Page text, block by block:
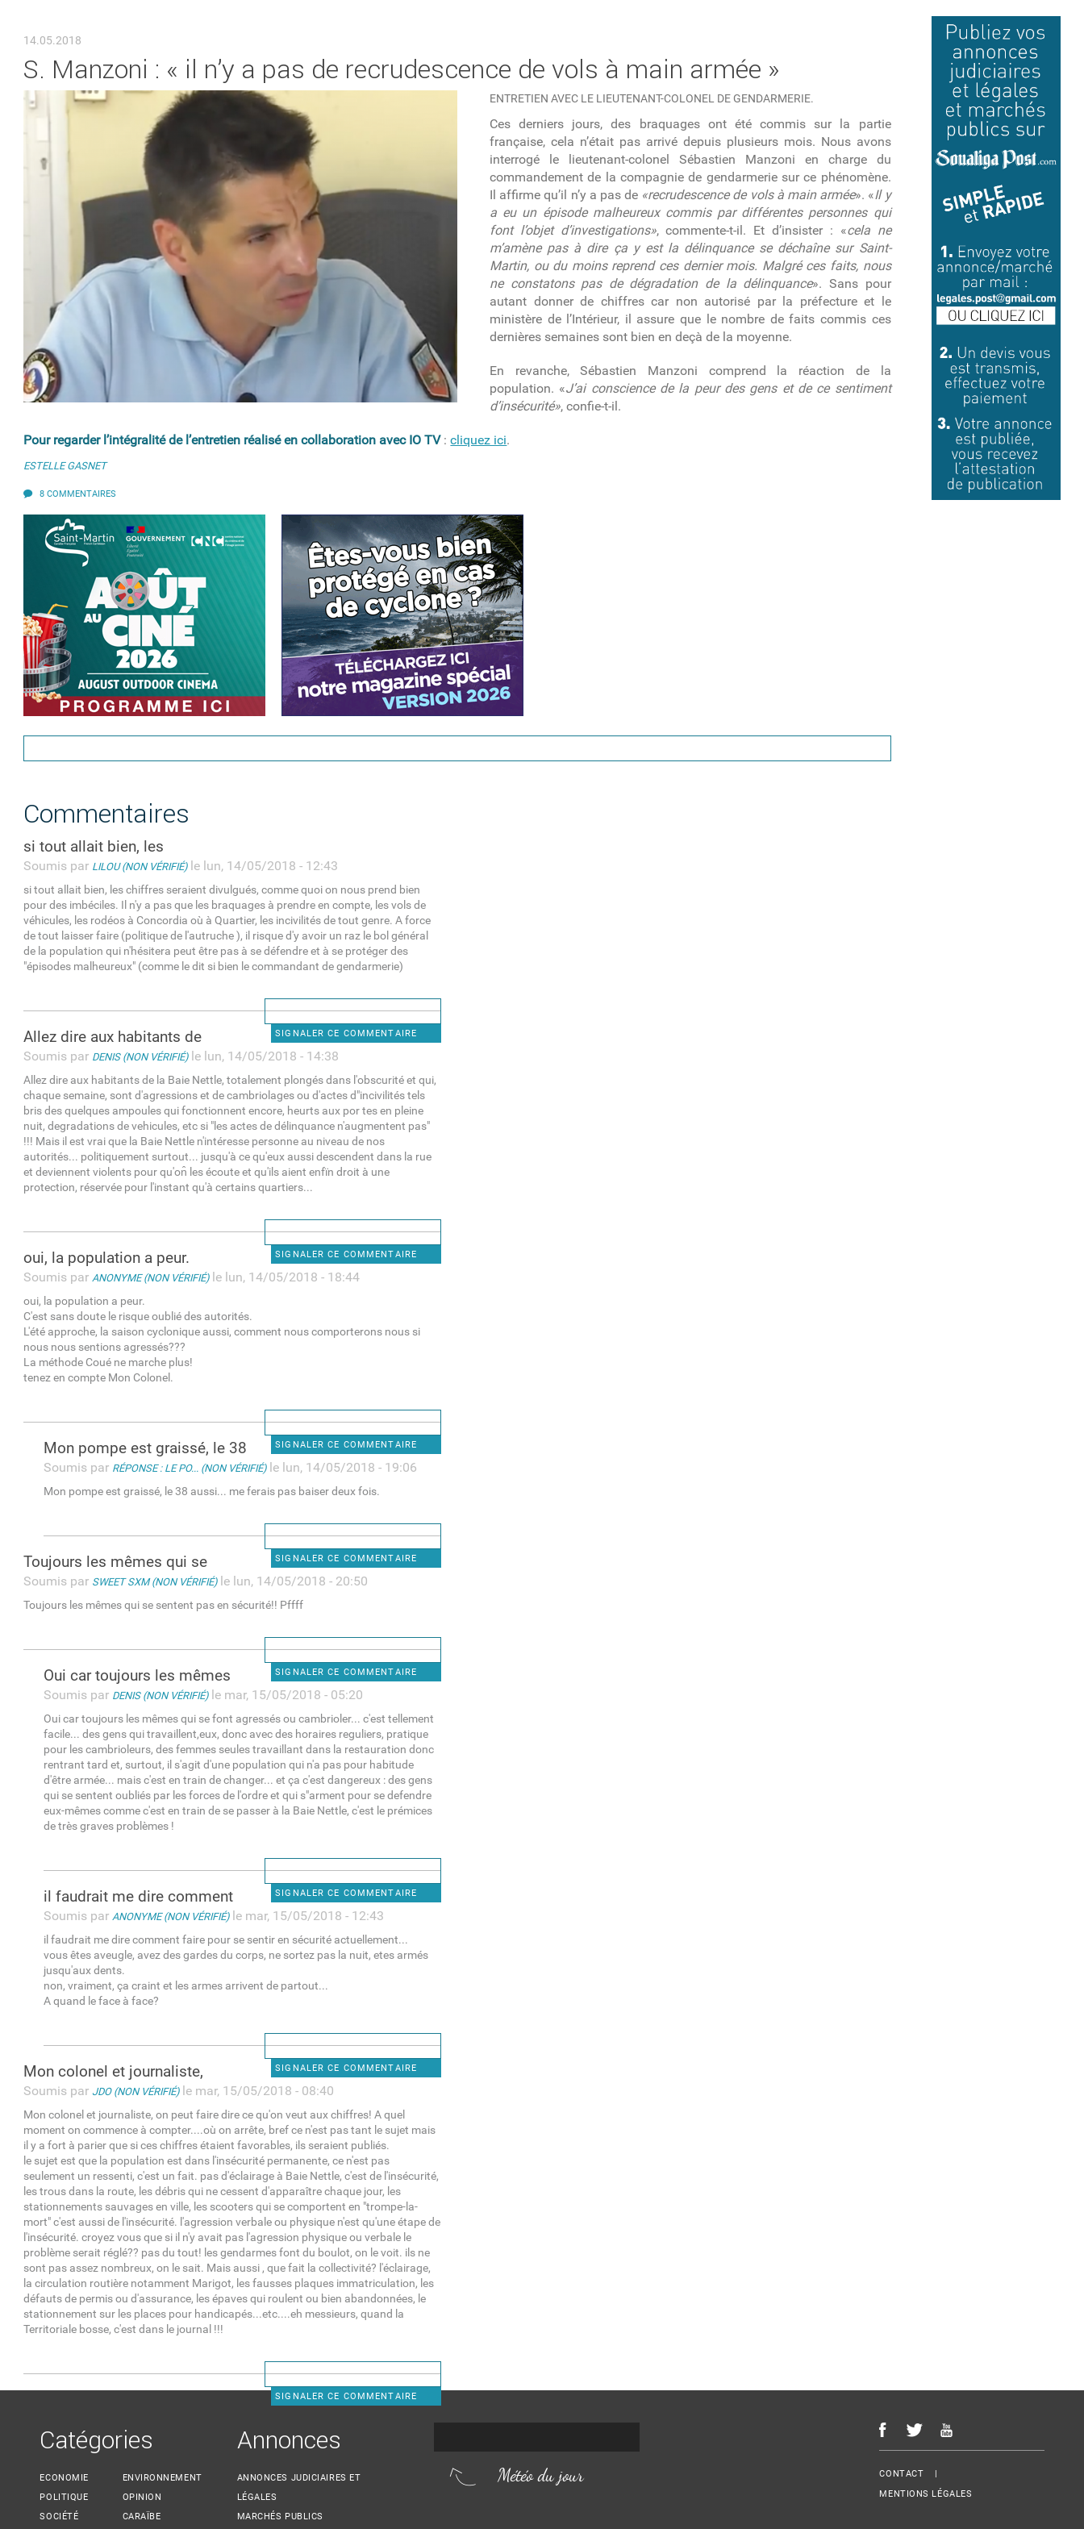
14.05.2018
S. Manzoni : « il n’y a pas de recrudescence de vols à main armée »
ENTRETIEN AVEC LE LIEUTENANT-COLONEL DE GENDARMERIE.
Ces derniers jours, des braquages ont été commis sur la partie
française, cela n’était pas arrivé depuis plusieurs mois. Nous avons
interrogé le lieutenant-colonel Sébastien Manzoni en charge du
commandement de la compagnie de gendarmerie sur ce phénomène.
Il affirme qu’il n’y a pas de «recrudescence de vols à main armée». «Il y
a eu un épisode malheureux commis par différentes personnes qui
font l’objet d’investigations», commente-t-il. Et d’insister : «cela ne
m’amène pas à dire ça y est la délinquance se déchaîne sur Saint-
Martin, ou du moins reprend ces dernier mois. Malgré ces faits, nous
ne constatons pas de dégradation de la délinquance». Sans pour
autant donner de chiffres car non autorisé par la préfecture et le
ministère de l’Intérieur, il assure que le nombre de faits commis ces
dernières semaines sont bien en deçà de la moyenne.
En revanche, Sébastien Manzoni comprend la réaction de la
population. «J’ai conscience de la peur des gens et de ce sentiment
d’insécurité», confie-t-il.
Pour regarder l’intégralité de l’entretien réalisé en collaboration avec IO TV :cliquez ici.
ESTELLE GASNET
8 COMMENTAIRES
Commentaires
si tout allait bien, les
Soumis par LILOU (NON VÉRIFIÉ)le lun, 14/05/2018 - 12:43
si tout allait bien, les chiffres seraient divulgués, comme quoi on nous prend bien
pour des imbéciles. Il n'y a pas que les braquages à prendre en compte, les vols de
véhicules, les rodéos à Concordia où à Quartier, les incivilités de tout genre. A force
de tout laisser faire (politique de l'autruche ), il risque d'y avoir un raz le bol général
de la population qui n'hésitera peut être pas à se défendre et à se protéger des
"épisodes malheureux" (comme le dit si bien le commandant de gendarmerie)
SIGNALER CE COMMENTAIRE
Allez dire aux habitants de
Soumis par DENIS (NON VÉRIFIÉ)le lun, 14/05/2018 - 14:38
Allez dire aux habitants de la Baie Nettle, totalement plongés dans l'obscurité et qui,
chaque semaine, sont d'agressions et de cambriolages ou d'actes d"incivilités tels
bris des quelques ampoules qui fonctionnent encore, heurts aux por tes en pleine
nuit, degradations de vehicules, etc si "les actes de délinquance n'augmentent pas"
!!! Mais il est vrai que la Baie Nettle n'intéresse personne au niveau de nos
autorités... politiquement surtout... jusqu'à ce qu'eux aussi descendent dans la rue
et deviennent violents pour qu'on̂ les écoute et qu'ils aient enfïn droit à une
protection, réservée pour l'instant qu'à certains quartiers...
SIGNALER CE COMMENTAIRE
oui, la population a peur.
Soumis parANONYME (NON VÉRIFIÉ)le lun, 14/05/2018 - 18:44
oui, la population a peur.
C'est sans doute le risque oublié des autorités.
L'été approche, la saison cyclonique aussi, comment nous comporterons nous si
nous nous sentions agressés???
La méthode Coué ne marche plus!
tenez en compte Mon Colonel.
SIGNALER CE COMMENTAIRE
Mon pompe est graissé, le 38
Soumis par RÉPONSE : LE PO... (NON VÉRIFIÉ)le lun, 14/05/2018 - 19:06
Mon pompe est graissé, le 38 aussi... me ferais pas baiser deux fois.
SIGNALER CE COMMENTAIRE
Toujours les mêmes qui se
Soumis par SWEET SXM (NON VÉRIFIÉ)le lun, 14/05/2018 - 20:50
Toujours les mêmes qui se sentent pas en sécurité!! Pffff
SIGNALER CE COMMENTAIRE
Oui car toujours les mêmes
Soumis par DENIS (NON VÉRIFIÉ)le mar, 15/05/2018 - 05:20
Oui car toujours les mêmes qui se font agressés ou cambrioler... c'est tellement
facile... des gens qui travaillent,eux, donc avec des horaires reguliers, pratique
pour les cambrioleurs, des femmes seules travaillant dans la restauration donc
rentrant tard et, surtout, il s'agit d'une population qui n'a pas pour habitude
d'être armée... mais c'est en train de changer... et ça c'est dangereux : des gens
qui se sentent oubliés par les forces de l'ordre et qui s"arment pour se defendre
eux-mêmes comme c'est en train de se passer à la Baie Nettle, c'est le prémices
de très graves problèmes !
SIGNALER CE COMMENTAIRE
il faudrait me dire comment
Soumis parANONYME (NON VÉRIFIÉ)le mar, 15/05/2018 - 12:43
il faudrait me dire comment faire pour se sentir en sécurité actuellement...
vous êtes aveugle, avez des gardes du corps, ne sortez pas la nuit, etes armés
jusqu'aux dents.
non, vraiment, ça craint et les armes arrivent de partout...
A quand le face à face?
SIGNALER CE COMMENTAIRE
Mon colonel et journaliste,
Soumis par JDO (NON VÉRIFIÉ)le mar, 15/05/2018 - 08:40
Mon colonel et journaliste, on peut faire dire ce qu'on veut aux chiffres! A quel
moment on commence à compter....où on arrête, bref ce n'est pas tant le sujet mais
il y a fort à parier que si ces chiffres étaient favorables, ils seraient publiés.
le sujet est que la population est dans l'insécurité permanente, ce n'est pas
seulement un ressenti, c'est un fait. pas d'éclairage à Baie Nettle, c'est de l'insécurité,
les trous dans la route, les débris qui ne cessent d'apparaître chaque jour, les
stationnements sauvages en ville, les scooters qui se comportent en "trompe-la-
mort" c'est aussi de l'insécurité. l'agression verbale ou physique n'est qu'une étape de
l'insécurité. croyez vous que si il n'y avait pas l'agression physique ou verbale le
problème serait réglé?? pas du tout! les gendarmes font du boulot, on le voit. ils ne
sont pas assez nombreux, on le sait. Mais aussi , que fait la collectivité? l'éclairage,
la circulation routière notamment Marigot, les fausses plaques immatriculation, les
défauts de permis ou d'assurance, les épaves qui roulent ou bien abandonnées, le
stationnement sur les places pour handicapés...etc....eh messieurs, quand la
Territoriale bosse, c'est dans le journal !!!
SIGNALER CE COMMENTAIRE
Catégories
ECONOMIE
POLITIQUE
SOCIÉTÉ
ENVIRONNEMENT
OPINION
CARAÏBE
Annonces
ANNONCES JUDICIAIRES ET
LÉGALES
MARCHÉS PUBLICS
Météo du jour Menu Footer
CONTACT
MENTIONS LÉGALES